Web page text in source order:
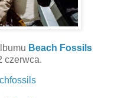
Beach Fossils
czerwca.